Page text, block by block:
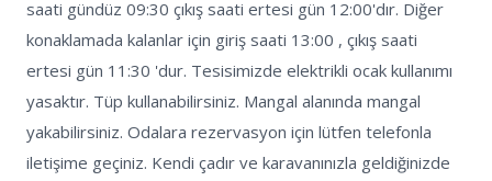
saati gündüz 09:30 çıkış saati ertesi gün 12:00'dır. Diğer
konaklamada kalanlar için giriş saati 13:00 , çıkış saati
ertesi gün 11:30 'dur. Tesisimizde elektrikli ocak kullanımı
yasaktır. Tüp kullanabilirsiniz. Mangal alanında mangal
yakabilirsiniz. Odalara rezervasyon için lütfen telefonla
iletişime geçiniz. Kendi çadır ve karavanınızla geldiğinizde